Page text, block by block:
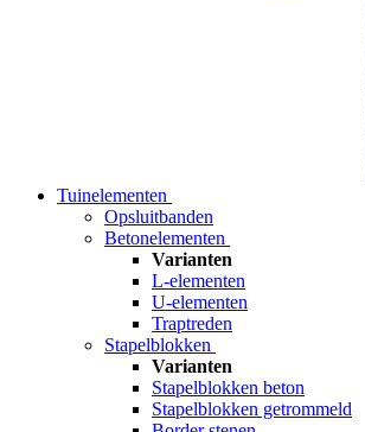
Tuinelementen
Opsluitbanden
Betonelementen
Varianten
L-elementen
U-elementen
Traptreden
Stapelblokken
Varianten
Stapelblokken beton
Stapelblokken getrommeld